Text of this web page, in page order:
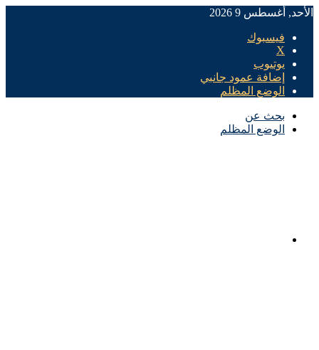
الأحد, أغسطس 9 2026
فيسبوك
X
يوتيوب
إضافة عمود جانبي
الوضع المظلم
بحث عن
الوضع المظلم